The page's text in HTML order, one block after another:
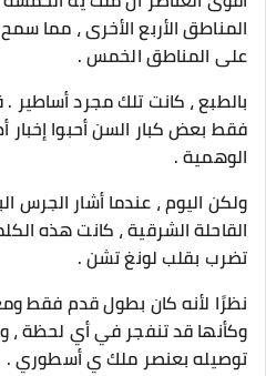
المناطق الأربع الأخرى ، مما
على المناطق الخمس .
بالطبع ، كانت تلك مجرد
فقط بعض كبار السن أحبوا
الوهمية .
ولكن اليوم ، عندما أشار الجرس
القاحلة الشرقية ، كانت هذه
تضرب بقلب لونغ تشن .
نظرًا لأنه كان بطول قدم فقط
وكأنها قد تنفجر في أي لحظة
توصيله بعنصر ملك ي أسطوري .